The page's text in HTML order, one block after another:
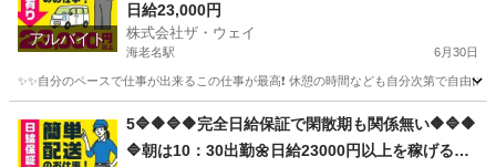
アルバイト
件前後配るだけ❗️💛
日給23,000円
株式会社ザ・ウェイ
海老名駅 6月30日
✨✨自分のペースで仕事が出来るこの仕事が最高❗️ 休憩の時間なども自分次第で自由
海老名駅 配送 ネットスーパー
5🔷🔶🔷🔶完全日給保証で閑散期も関係無い🔶🔷🔶
🔷朝は10：30出勤🌼日給23000円以上を稼げる💯